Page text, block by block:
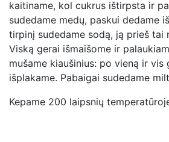
kaitiname, kol cukrus ištirpsta ir
sudedame medų, paskui dedame
tirpinį sudedame sodą, ją prieš tai
Viską gerai išmaišome ir
mušame kiaušinius: po vieną ir vis
išplakame. Pabaigai sudedame
Kepame 200 laipsnių